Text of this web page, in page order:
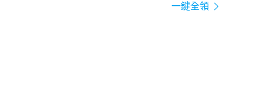
一鍵全領